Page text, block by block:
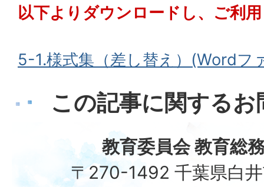
以下よりダウンロードし、ご利
5-1.様式集（差し替え）(Wordフ
この記事に関する
教育委員会 教育総
〒270-1492 千葉県白